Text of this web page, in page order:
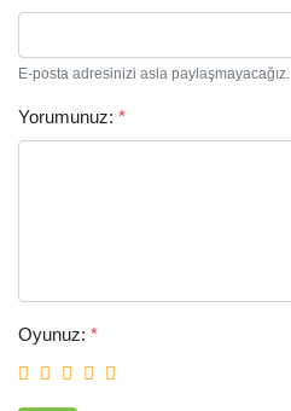
E-posta adresinizi asla paylaşmayacağız.
Yorumunuz: *
Oyunuz: *